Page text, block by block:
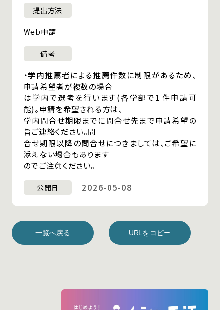
提出方法
Web申請
備考
・学内推薦者による推薦件数に制限があるため、
申請希望者が複数の場合
は学内で選考を行います(各学部で1 件申請可
能)。申請を希望される方は、
学内問合せ期限までに問合せ先まで申請希望の
旨ご連絡ください。問
合せ期限以降の問合せにつきましては、ご希望に
添えない場合もあります
のでご注意ください。
公開日 2026-05-08
一覧へ戻る URLをコピー